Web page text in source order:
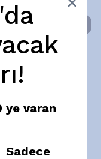
ye varan
Sadece